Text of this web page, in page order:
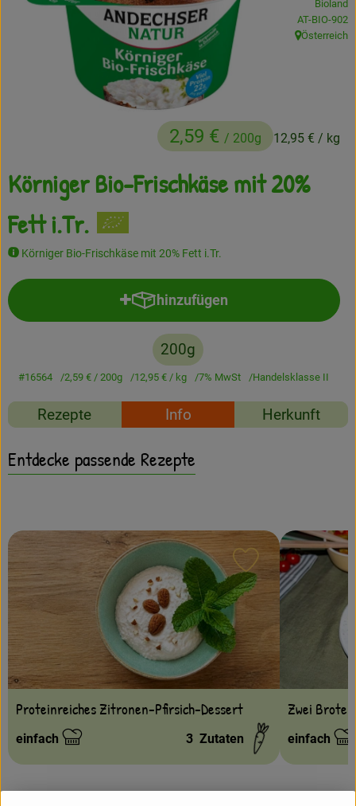
Frisches
Angebote
Drogerie
Gratis Ökokiste im Wert von 25 Euro
Kundenbrief
Über uns
Körniger Bio-Frischkäse mit 20%
Fett i.Tr.
Körniger Bio-Frischkäse mit 20% Fett i.Tr.
2,59 € / 200g 12,95 € / kg
Bioland
,AT-BIO-902
, Herkunft:
Österreich
hinzufügen
Produkt zum Warenkorb
200g
#16564 2,59 € / 200g 12,95 € / kg 7% MwSt Handelsklasse II
Rezepte Info Herkunft
Entdecke passende Rezepte
Proteinreiches Zitronen-Pfirsich-Dessert
Schwierigkeit:
einfach 3 Zutaten
Rezept zu
Zwei Brote
einfach